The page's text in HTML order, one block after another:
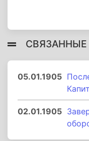
05.01.1905
02.01.1905